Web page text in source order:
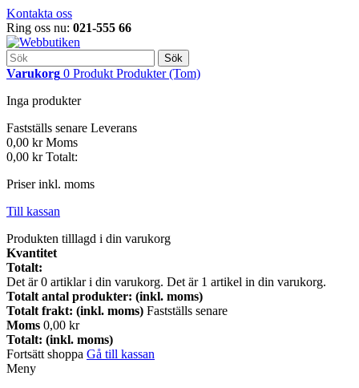
Kontakta oss
Ring oss nu: 021-555 66
Sök
Varukorg 0 Produkt Produkter (Tom)
Inga produkter
Fastställs senare Leverans
0,00 kr Moms
0,00 kr Totalt:
Priser inkl. moms
Till kassan
Produkten tilllagd i din varukorg
Kvantitet
Totalt:
Det är0 artiklar i din varukorg. Det är 1 artikel in din varukorg.
Totalt antal produkter: (inkl. moms)
Totalt frakt: (inkl. moms) Fastställs senare
Moms 0,00 kr
Totalt: (inkl. moms)
Fortsätt shoppa Gå till kassan
Meny